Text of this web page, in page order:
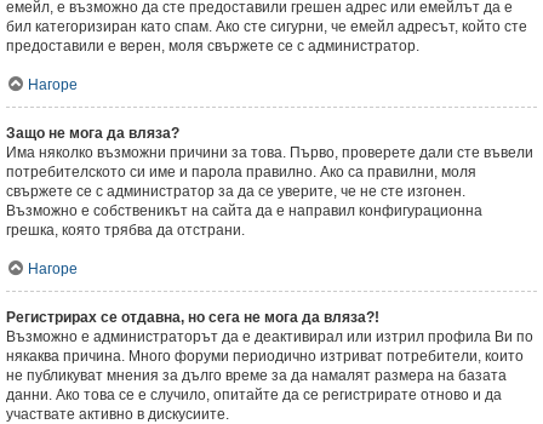
емейл, е възможно да сте предоставили грешен адрес или емейлът да е
бил категоризиран като спам. Ако сте сигурни, че емейл адресът, който сте
предоставили е верен, моля свържете се с администратор.
Нагоре
Защо не мога да вляза?
Има няколко възможни причини за това. Първо, проверете дали сте въвели
потребителското си име и парола правилно. Ако са правилни, моля
свържете се с администратор за да се уверите, че не сте изгонен.
Възможно е собственикът на сайта да е направил конфигурационна
грешка, която трябва да отстрани.
Нагоре
Регистрирах се отдавна, но сега не мога да вляза?!
Възможно е администраторът да е деактивирал или изтрил профила Ви по
някаква причина. Много форуми периодично изтриват потребители, които
не публикуват мнения за дълго време за да намалят размера на базата
данни. Ако това се е случило, опитайте да се регистрирате отново и да
участвате активно в дискусиите.